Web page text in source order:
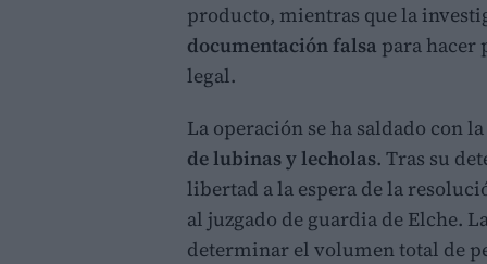
producto, mientras que la
documentación falsa para hacer
legal.
La operación se ha saldado con la
de lubinas y lecholas. Tras su
libertad a la espera de la
al juzgado de guardia de Elche.
determinar el volumen total de